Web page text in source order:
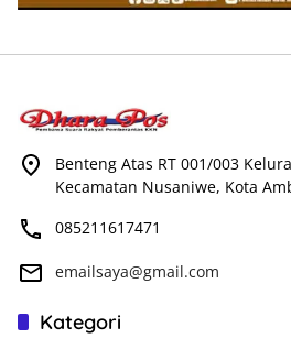
Benteng Atas RT 001/003
Kecamatan Nusaniwe, Kota
085211617471
emailsaya@gmail.com
Kategori